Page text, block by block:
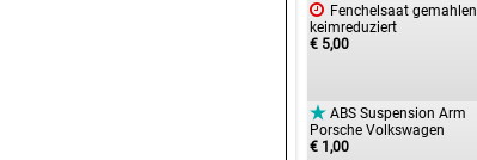
 Fenchelsaat gemahlen
keimreduziert
€ 5,00
 ABS Suspension Arm
Porsche Volkswagen
€ 1,00